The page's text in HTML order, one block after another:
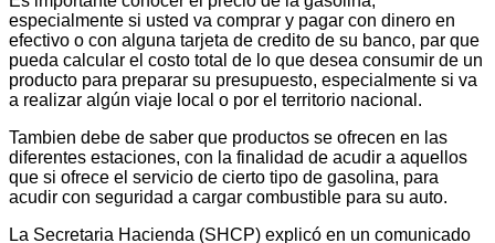
especialmente si usted va comprar y pagar con dinero en
efectivo o con alguna tarjeta de credito de su banco, par que
pueda calcular el costo total de lo que desea consumir de un
producto para preparar su presupuesto, especialmente si va
a realizar algún viaje local o por el territorio nacional.
Tambien debe de saber que productos se ofrecen en las
diferentes estaciones, con la finalidad de acudir a aquellos
que si ofrece el servicio de cierto tipo de gasolina, para
acudir con seguridad a cargar combustible para su auto.
La Secretaria Hacienda (SHCP) explicó en un comunicado